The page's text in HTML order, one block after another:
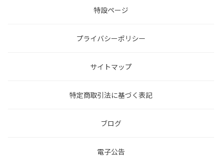
特設ページ
プライバシーポリシー
サイトマップ
特定商取引法に基づく表記
ブログ
電子公告